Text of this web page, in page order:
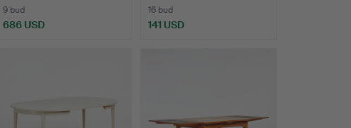
9 bud
686 USD
16 bud
141 USD